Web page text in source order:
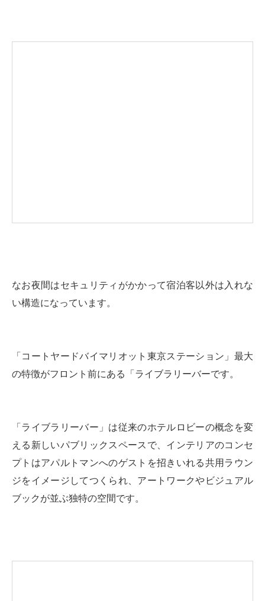
なお夜間はセキュリティがかかって宿泊客以外は入れな
い構造になっています。
「コートヤードバイマリオット東京ステーション」最大
の特徴がフロント前にある「ライブラリーバーです。
「ライブラリーバー」は従来のホテルロビーの概念を変
える新しいパブリックスペースで、インテリアのコンセ
プトはアパルトマンへのゲストを招きいれる共用ラウン
ジをイメージしてつくられ、アートワークやビジュアル
ブックが並ぶ独特の空間です。